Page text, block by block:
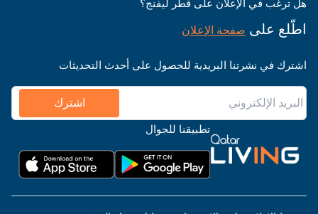
هل ترغب في الإعلان على قطر ليفنج؟
اطّلع على صفحة الإعلان
اشترك في نشرتنا البريدية للحصول على أحدث التحديثات
اشترك
تطبيقنا للجوال